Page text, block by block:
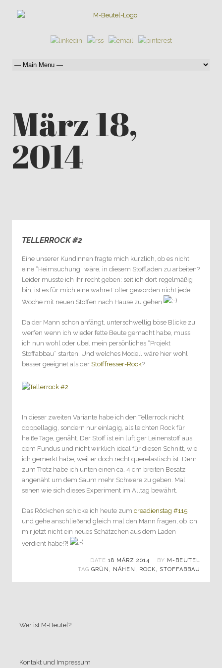
März 18,
2014
TELLERROCK #2
Eine unserer Kundinnen fragte mich kürzlich, ob es nicht
eine “Heimsuchung” wäre, in diesem Stoffladen zu arbeiten?
Leider musste ich ihr recht geben: seit ich dort regelmäßig
bin, ist es für mich eine wahre Folter geworden nicht jede
Woche mit neuen Stoffen nach Hause zu gehen
Da der Mann schon anfängt, unterschwellig böse Blicke zu
werfen wenn ich wieder fette Beute gemacht habe, muss
ich nun wohl oder übel mein persönliches “Projekt
Stoffabbau” starten. Und welches Modell wäre hier wohl
besser geeignet als der Stofffresser-Rock?
In dieser zweiten Variante habe ich den Tellerrock nicht
doppellagig, sondern nur einlagig, als leichten Rock für
heiße Tage, genäht. Der Stoff ist ein luftiger Leinenstoff aus
dem Fundus und nicht wirklich ideal für diesen Schnitt, wie
ich gemerkt habe, weil er doch recht querelastisch ist. Dem
zum Trotz habe ich unten einen ca. 4 cm breiten Besatz
angenäht um dem Saum mehr Schwere zu geben. Mal
sehen wie sich dieses Experiment im Alltag bewährt.
Das Röckchen schicke ich heute zum creadienstag #115
und gehe anschließend gleich mal den Mann fragen, ob ich
mir jetzt nicht ein neues Schätzchen aus dem Laden
verdient habe!?!
DATE 18 MÄRZ 2014 BY M-BEUTEL
TAG GRÜN , NÄHEN , ROCK, STOFFABBAU
Wer ist M-Beutel?
Kontakt und Impressum